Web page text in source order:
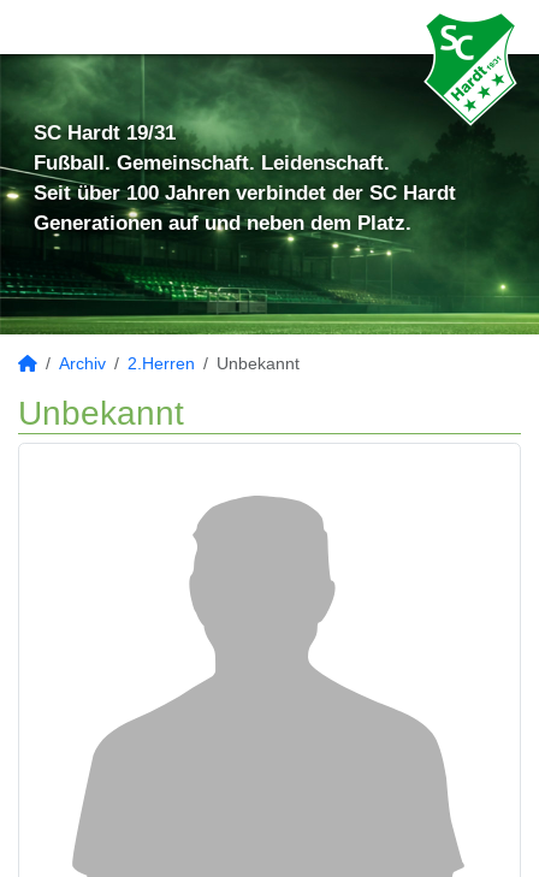
SC Hardt 19/31
Fußball. Gemeinschaft. Leidenschaft.
Seit über 100 Jahren verbindet der SC Hardt
Generationen auf und neben dem Platz.
Archiv 2.Herren Unbekannt
Unbekannt